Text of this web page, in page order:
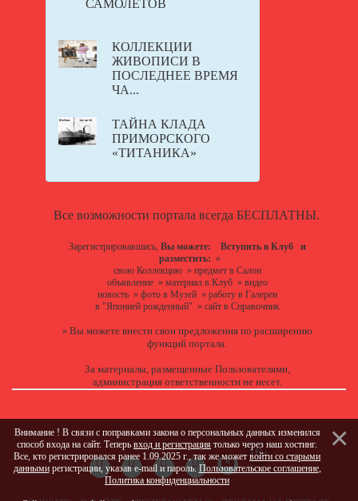
САМОЛЕТОВ
КОЛЛЕКЦИИ
ЖИВОПИСИ В
ПОСЛЕДНЕЕ ВРЕМЯ
ЧА...
ТАЙНА КЛАДА
ПРИМОРСКОГО
«ТИТАНИКА»
Все возможности портала всегда БЕСПЛАТНЫ.
Зарегистрировавшись, Вы можете: Вступить в Клуб
и
разместить: »
свою Коллекцию» предмет в Салон
объявление» материал в Клуб» видео
новость» фото в Музей» работу в Галереи
в "Японией рожденный" » сайт в Справочник
» Вы можете внести свои предложенияпо расширению
функций портала.
За материалы, размещенные Пользователями,
администрация ответственности не несет.
Внимание ! В связи с поправками закона о персональных данных изменился
способ входа на сайт. Теперь вход и регистрация только через наш хостинг.
Все, кто регистрировался ранее 1.09.2025 г., так же может войти со старыми
даннымирегистрации, указав e-mail и пароль.Пользовательское соглашение,
Политика конфиденциальности